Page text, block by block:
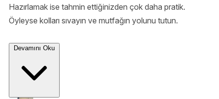
Hazırlamak ise tahmin ettiğinizden çok daha pratik.
Öyleyse kolları sıvayın ve mutfağın yolunu tutun.
Devamını Oku